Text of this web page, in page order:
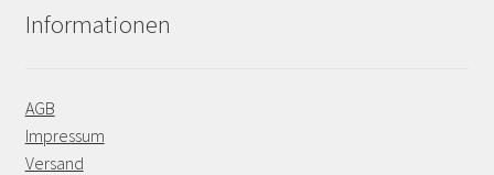
Informationen
AGB
Impressum
Versand